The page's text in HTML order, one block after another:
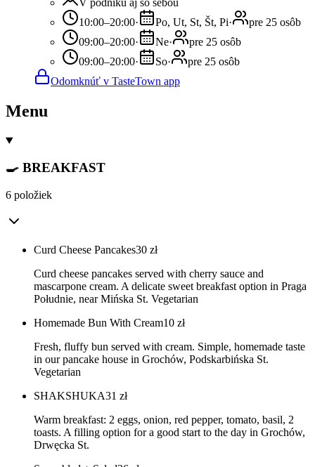
10:00–20:00· Po, Ut, St, Št, Pi·
pre 25 osôb
09:00–20:00· Ne·
pre 25 osôb
09:00–20:00· So·
pre 25 osôb
Odomknúť v TasteTown app
Menu
🍳 BREAKFAST
6 položiek
Curd Cheese Pancakes30 zł
Curd cheese pancakes served with cherry sauce and
mascarpone cream. A delicate sweet breakfast option in Praga
Południe, near Mińska St. Vegetarian
Homemade Bun With Cream10 zł
Fresh, fluffy bun served with cream. Simple, homemade taste
in our pancake house in Grochów, Podskarbińska St.
Vegetarian
SHAKSHUKA31 zł
Warm breakfast: 2 eggs, onion, red pepper, tomato, basil, 2
toasts. A filling option for a good start to the day in Grochów,
Drwęcka St.